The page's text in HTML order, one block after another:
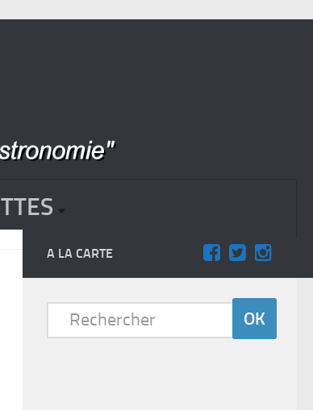
A LA CARTE